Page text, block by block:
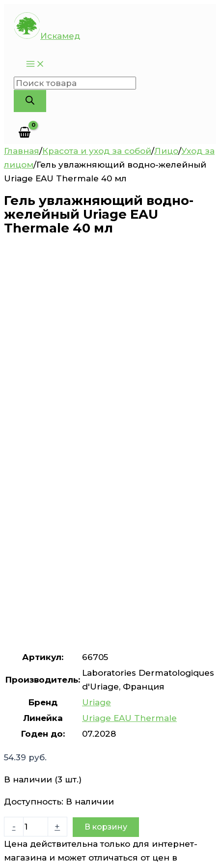
Перейти
содержимому
Искамед
Поиск
товаров
Главная/Красота и уход за собой/Лицо/Уход за
лицом/Гель увлажняющий водно-желейный
Uriage EAU Thermale 40 мл
Гель увлажняющий водно-
желейный Uriage EAU
Thermale 40 мл
Артикул: 66705
Производитель:
Laboratories Dermatologiques
d'Uriage, Франция
Бренд
Uriage
Линейка
Uriage EAU Thermale
Годен до:
07.2028
54.39 руб.
В наличии (3 шт.)
Доступность: В наличии
-
Количество
товара
Гель
+ В корзину
Цена действительна только для интернет-
магазина и может отличаться от цен в